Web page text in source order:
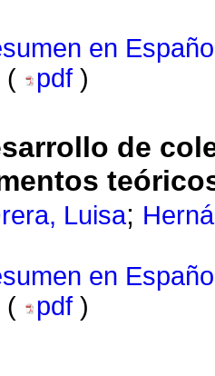
en
(
pdf )
de
Luisa;
en
(
pdf )